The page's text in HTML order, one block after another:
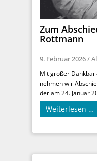
Zum
Rottmann
9. Februar 2026/
Mit großer
nehmen wir
der am 24. Januar
Weiterlesen …